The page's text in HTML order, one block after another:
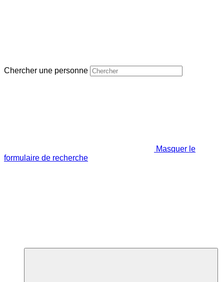
Chercher une personne
Masquer le
formulaire de recherche